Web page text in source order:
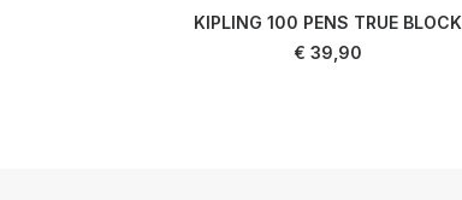
KIPLING 100 PENS TRUE BLOCK
€ 39,90